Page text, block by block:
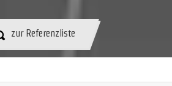
zur Referenzliste